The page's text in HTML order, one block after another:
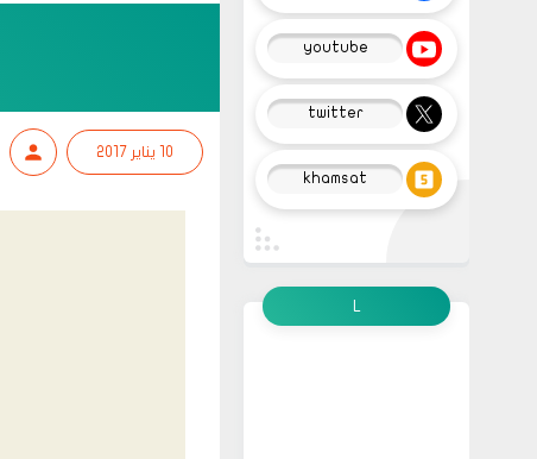
10 يناير 2017
youtube
twitter
khamsat
L